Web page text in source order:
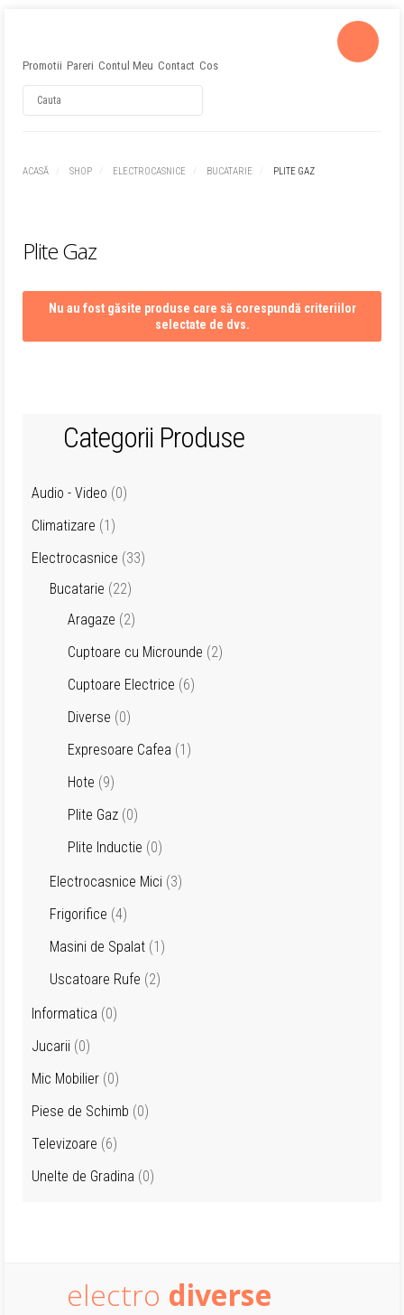
Promotii Pareri Contul Meu Contact Cos
ACASĂ SHOP ELECTROCASNICE BUCATARIE PLITE GAZ
Plite Gaz
Nu au fost găsite produse care să corespundă criteriilor
selectate de dvs.
Categorii Produse
Audio - Video (0)
Climatizare (1)
Electrocasnice (33)
Bucatarie (22)
Aragaze (2)
Cuptoare cu Microunde (2)
Cuptoare Electrice (6)
Diverse (0)
Expresoare Cafea (1)
Hote (9)
Plite Gaz (0)
Plite Inductie (0)
Electrocasnice Mici (3)
Frigorifice (4)
Masini de Spalat (1)
Uscatoare Rufe (2)
Informatica (0)
Jucarii (0)
Mic Mobilier (0)
Piese de Schimb (0)
Televizoare (6)
Unelte de Gradina (0)
electro diverse
Username